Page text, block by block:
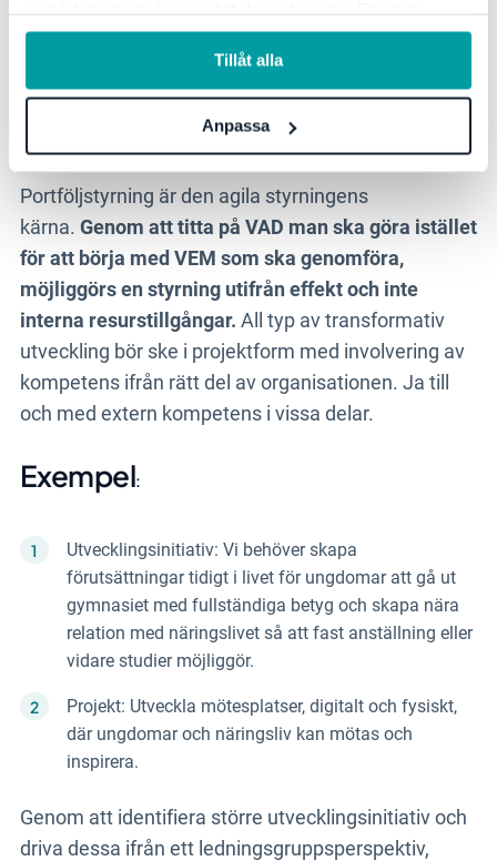
information, se vårintegritetspolicy.
Tillåt alla
Anpassa
Tvärfunktionella
utvecklingsinitiativ
Portföljstyrning är den agila styrningens
kärna. Genom att titta på VAD man ska göra istället
för att börja med VEM som ska genomföra,
möjliggörs en styrning utifrån effekt och inte
interna resurstillgångar. All typ av transformativ
utveckling bör ske i projektform med involvering av
kompetens ifrån rätt del av organisationen. Ja till
och med extern kompetens i vissa delar.
Exempel:
Utvecklingsinitiativ: Vi behöver skapa
förutsättningar tidigt i livet för ungdomar att gå ut
gymnasiet med fullständiga betyg och skapa nära
relation med näringslivet så att fast anställning eller
vidare studier möjliggör.
Projekt: Utveckla mötesplatser, digitalt och fysiskt,
där ungdomar och näringsliv kan mötas och
inspirera.
Genom att identifiera större utvecklingsinitiativ och
driva dessa ifrån ett ledningsgruppsperspektiv,